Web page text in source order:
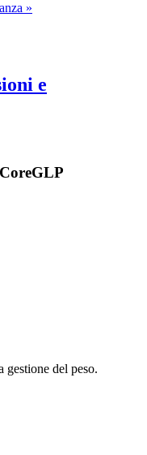
e
del peso.